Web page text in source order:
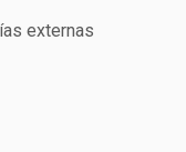
externas